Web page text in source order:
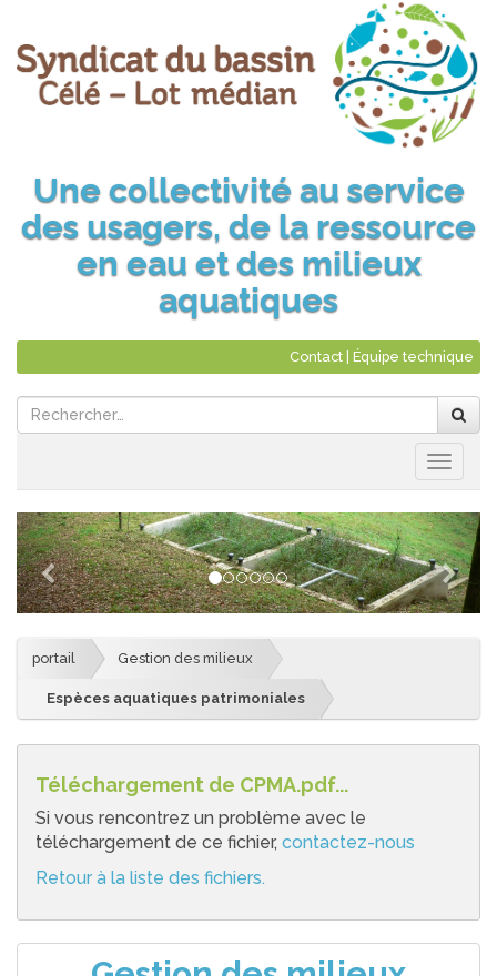
Une collectivité au service
des usagers, de la ressource
en eau et des milieux
aquatiques
Contact Équipe technique
portail Gestion des milieux
Espèces aquatiques patrimoniales
Téléchargement de CPMA.pdf...
Si vous rencontrez un problème avec le
téléchargement de ce fichier, contactez-nous
Retour à la liste des fichiers.